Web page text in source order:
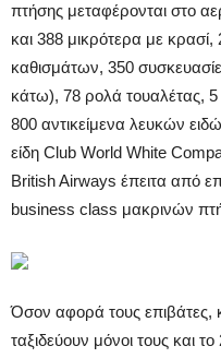
πτήσης μεταφέρονται στο
και 388 μικρότερα με
καθισμάτων, 350
κάτω), 78 ρολά τουαλέτας,
800 αντικείμενα λευκών
είδη Club World White
British Airways έπειτα από
business class μακρινών
Όσον αφορά τους επιβάτες,
ταξιδεύουν μόνοι τους και